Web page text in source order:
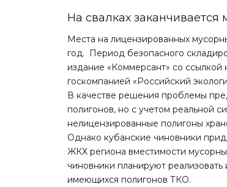
На свалках заканчивается
Места на лицензированных
год. Период безопасного
издание «Коммерсант» со
госкомпанией «Российский
В качестве решения проблемы
полигонов, но с учетом реальной
нелицензированные полигоны
Однако кубанские чиновники
ЖКХ региона вместимости
чиновники планируют
имеющихся полигонов ТКО.